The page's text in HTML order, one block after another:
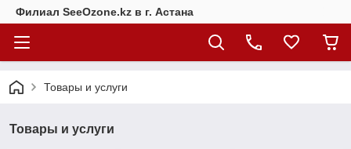
Филиал SeeOzone.kz в г. Астана
Товары и услуги
Товары и услуги